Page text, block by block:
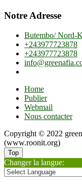
Notre Adresse
Butembo/ Nord-
+243977723878
+243977723878
Home
Publier
Webmail
Nous contacter
Copyright © 2022
(www.roonit.org)
Top
Changer la langue: